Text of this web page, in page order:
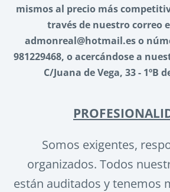
mismos al precio más
través de nuestro correo
admonreal@hotmail.es o
981229468, o acercándose a
C/Juana de Vega, 33 - 1ºB
Somos exigentes,
organizados. Todos
están auditados y tenemos